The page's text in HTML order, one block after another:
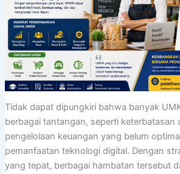
Tidak dapat dipungkiri bahwa banyak
berbagai tantangan, seperti keterbatasan
pengelolaan keuangan yang belum
pemanfaatan teknologi digital. Dengan
yang tepat, berbagai hambatan tersebut